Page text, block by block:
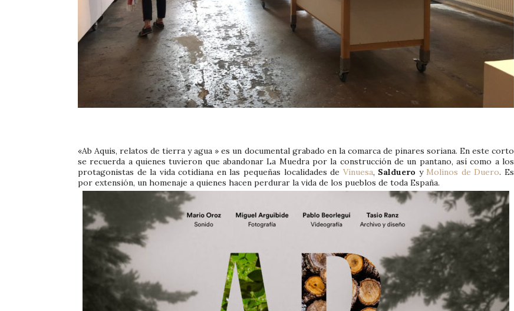
«Ab Aquis, relatos de tierra y agua » es un documental grabado en la comarca de pinares soriana. En este corto
se recuerda a quienes tuvieron que abandonar La Muedra por la construcción de un pantano, así como a los
protagonistas de la vida cotidiana en las pequeñas localidades de Vinuesa, Salduero yMolinos de Duero. Es
por extensión, un homenaje a quienes hacen perdurar la vida de los pueblos de toda España.